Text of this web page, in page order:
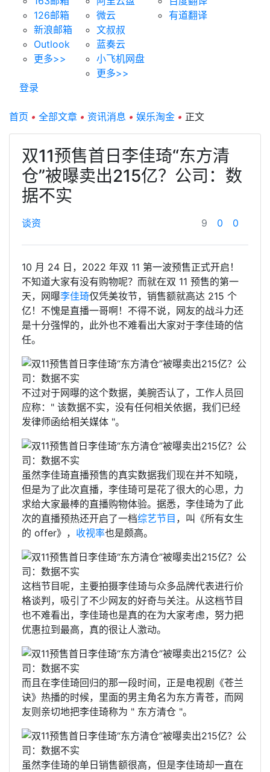
126邮箱
新浪邮箱
Outlook
更多>>
微云
文叔叔
蓝奏云
小飞机网盘
更多>>
有道翻译
登录
首页 • 全部文章 • 资讯消息 • 娱乐淘金 • 正文
双11预售首日李佳琦“东方清
仓”被曝卖出215亿？公司：数
据不实
谈资 9 0 0
10 月 24 日，2022 年双 11 第一波预售正式开启！
不知道大家有没有购物呢？而就在双 11 预售的第一
天，网曝李佳琦仅凭美妆节，销售额就高达 215 个
亿！不愧是直播一哥啊！不得不说，网友的战斗力还
是十分强悍的，此外也不难看出大家对于李佳琦的信
任。
不过对于网曝的这个数据，美腕否认了，工作人员回
应称：" 该数据不实，没有任何相关依据，我们已经
发律师函给相关媒体 "。
虽然李佳琦直播预售的真实数据我们现在并不知晓，
但是为了此次直播，李佳琦可是花了很大的心思，力
求给大家最棒的直播购物体验。据悉，李佳琦为了此
次的直播预热还开启了一档综艺节目 ，叫《所有女生
的 offer》， 收视率也是颇高。
这档节目呢，主要拍摄李佳琦与众多品牌代表进行价
格谈判，吸引了不少网友的好奇与关注。从这档节目
也不难看出，李佳琦也是真的在为大家考虑，努力把
优惠拉到最高，真的很让人激动。
而且在李佳琦回归的那一段时间，正是电视剧《苍兰
诀》热播的时候，里面的男主角名为东方青苍，而网
友则亲切地把李佳琦称为 " 东方清仓 "。
虽然李佳琦的单日销售额很高，但是李佳琦却一直在